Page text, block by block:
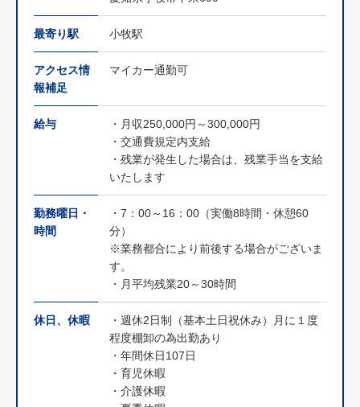
最寄り駅 小牧駅
アクセス情
報補足
マイカー通勤可
給与
・月収250,000円～300,000円
・交通費規定内支給
・残業が発生した場合は、残業手当を支給
いたします
勤務曜日・
時間
・7：00～16：00（実働8時間・休憩60
分）
※業務都合により前後する場合がございま
す。
・月平均残業20～30時間
休日、休暇
・週休2日制（基本土日祝休み）月に１度
程度棚卸の為出勤あり
・年間休日107日
・育児休暇
・介護休暇